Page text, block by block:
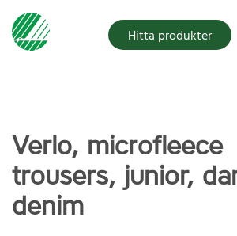
Hitta produkter
Verlo, microfleece
trousers, junior,
denim